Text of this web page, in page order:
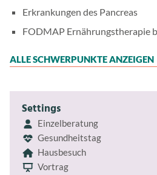
Erkrankungen des Pancreas
FODMAP Ernährungstherapie
ALLE SCHWERPUNKTE ANZEIGEN
Settings
Einzelberatung
Gesundheitstag
Hausbesuch
Vortrag